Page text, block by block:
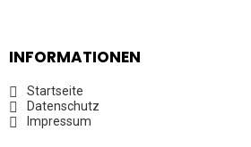
INFORMATIONEN
Startseite
Datenschutz
Impressum